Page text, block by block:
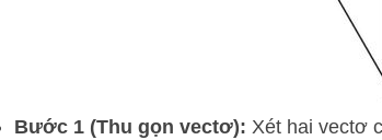
Bước 1 (Thu gọn vectơ): Xét hai vectơ